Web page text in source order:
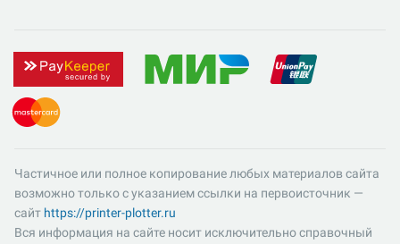
Частичное или полное копирование любых материалов сайта
возможно только с указанием ссылки на первоисточник —
сайт https://printer-plotter.ru
Вся информация на сайте носит исключительно справочный